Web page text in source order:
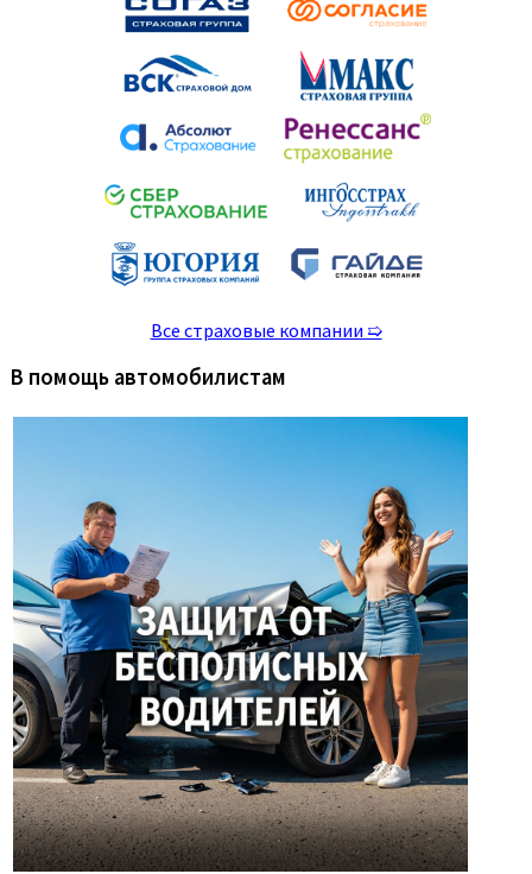
Все страховые компании ➯
В помощь автомобилистам